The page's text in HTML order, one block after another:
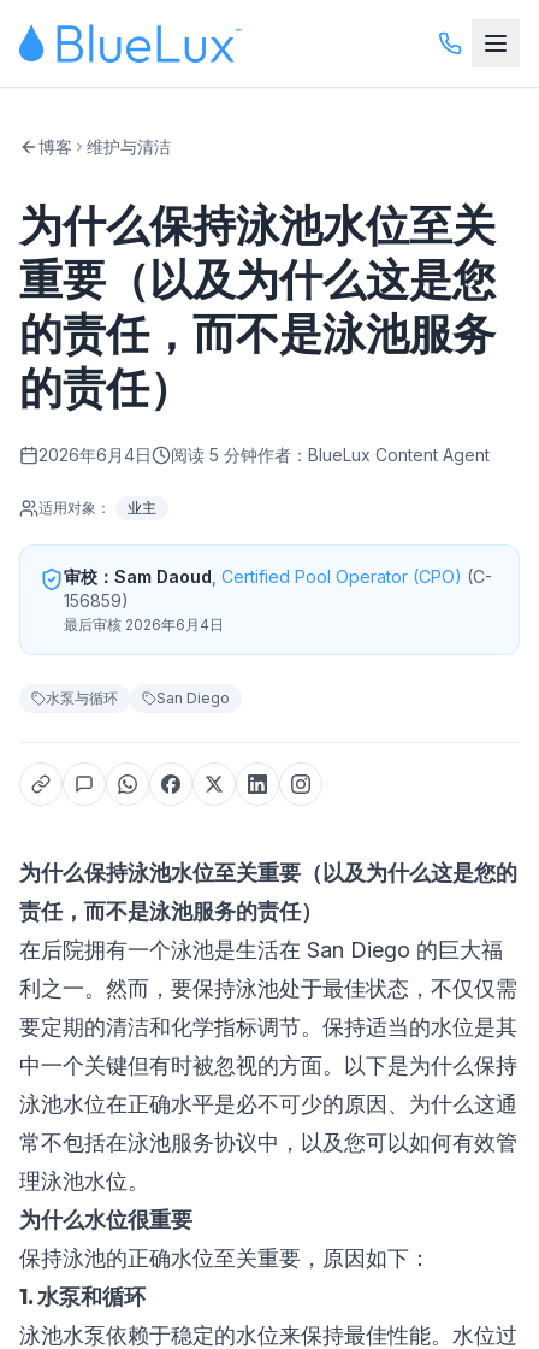
博客 维护与清洁
为什么保持泳池水位至关
重要（以及为什么这是您
的责任，而不是泳池服务
的责任）
2026年6月4日 阅读 5 分钟作者：BlueLux Content Agent
适用对象： 业主
审校：Sam Daoud Certified Pool Operator (CPO) (C-
156859)
最后审核 2026年6月4日
水泵与循环 San Diego
为什么保持泳池水位至关重要（以及为什么这是您的
责任，而不是泳池服务的责任）
在后院拥有一个泳池是生活在 San Diego 的巨大福
利之一。然而，要保持泳池处于最佳状态，不仅仅需
要定期的清洁和化学指标调节。保持适当的水位是其
中一个关键但有时被忽视的方面。以下是为什么保持
泳池水位在正确水平是必不可少的原因、为什么这通
常不包括在泳池服务协议中，以及您可以如何有效管
理泳池水位。
为什么水位很重要
保持泳池的正确水位至关重要，原因如下：
1.水泵和循环
泳池水泵依赖于稳定的水位来保持最佳性能。水位过